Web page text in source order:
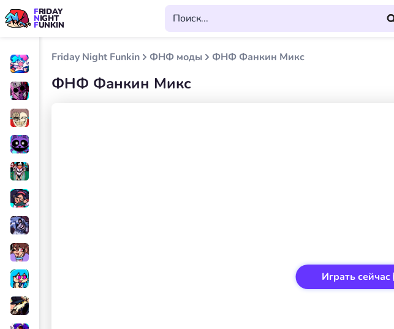
FRIDAY
NIGHT
FUNKIN
Friday Night Funkin ФНФ моды ФНФ Фанкин Микс
ФНФ Фанкин Микс
Играть сейчас